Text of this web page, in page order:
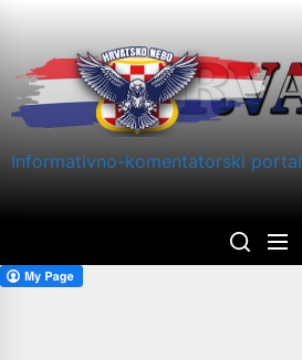
content
Informativno-komentatorski portal